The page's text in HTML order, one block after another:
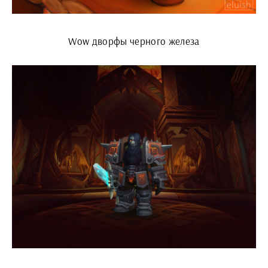
Wow дворфы черного железа